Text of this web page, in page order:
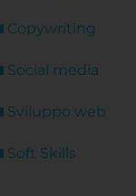
Copywriting
Social media
Sviluppo web
Soft Skills